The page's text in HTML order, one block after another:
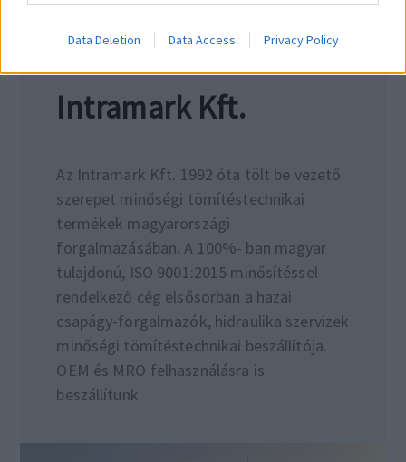
Data Deletion Data Access Privacy Policy
Intramark Kft.
Az Intramark Kft. 1992 óta tölt be vezető
szerepet minőségi tömítéstechnikai
termékek magyarországi
forgalmazásában. A 100%- ban magyar
tulajdonú, ISO 9001:2015 minősítéssel
rendelkező cég elsősorban a hazai
csapágy-forgalmazók, hidraulika szervizek
minőségi tömítéstechnikai beszállítója.
OEM és MRO felhasználásra is
beszállítunk.